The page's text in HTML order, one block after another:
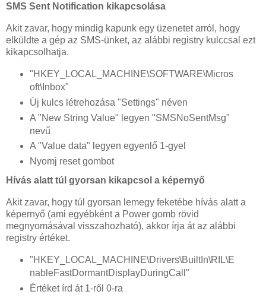
SMS Sent Notification kikapcsolása
Akit zavar, hogy mindig kapunk egy üzenetet arról, hogy
elküldte a gép az SMS-ünket, az alábbi registry kulccsal ezt
kikapcsolhatja.
"HKEY_LOCAL_MACHINE\SOFTWARE\Micros
oft\Inbox"
Új kulcs létrehozása "Settings" néven
A "New String Value" legyen "SMSNoSentMsg"
nevű
A "Value data" legyen egyenlő 1-gyel
Nyomj reset gombot
Hívás alatt túl gyorsan kikapcsol a képernyő
Akit zavar, hogy túl gyorsan lemegy feketébe hívás alatt a
képernyő (ami egyébként a Power gomb rövid
megnyomásával visszahozható), akkor írja át az alábbi
registry értéket.
"HKEY_LOCAL_MACHINE\Drivers\BuiltIn\RIL\E
nableFastDormantDisplayDuringCall"
Értéket írd át 1-ről 0-ra